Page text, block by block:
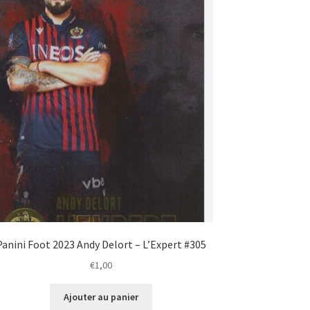
Foot 2023 Andy Delort – L’Expert #305
€1,00
Ajouter au panier